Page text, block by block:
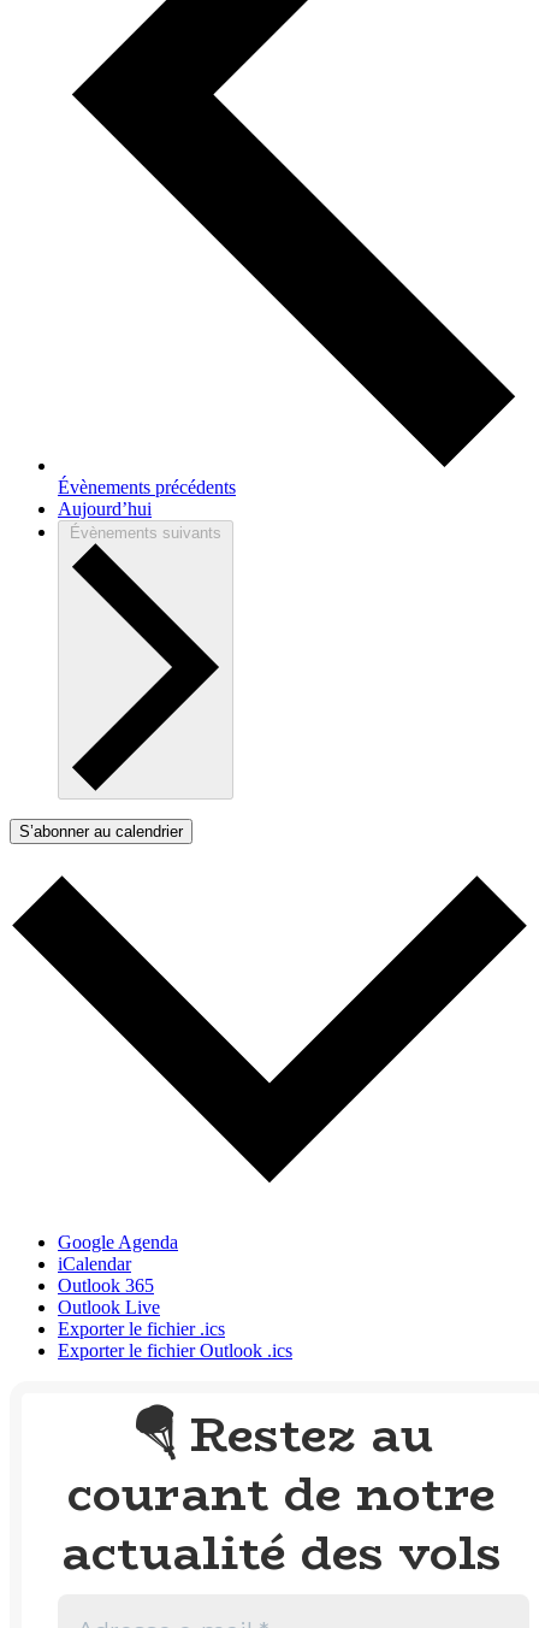
Évènements précédents
Aujourd’hui
Évènements suivants
S’abonner au calendrier
Google Agenda
iCalendar
Outlook 365
Outlook Live
Exporter le fichier .ics
Exporter le fichier Outlook .ics
🪂 Restez au
courant de notre
actualité des vols